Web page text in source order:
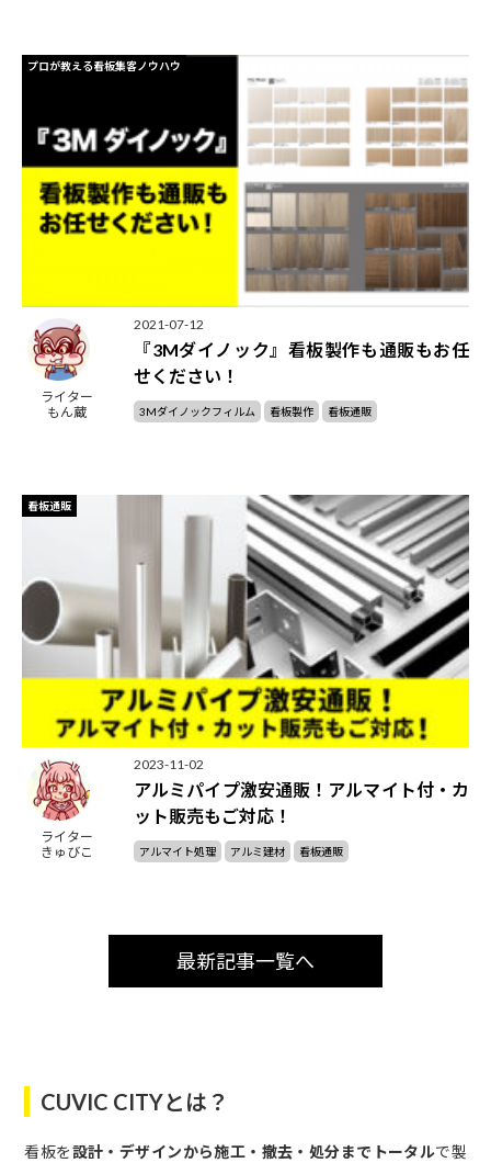
プロが教える看板集客ノウハウ
ライター
もん蔵
2021-07-12
『3Mダイノック』看板製作も通販もお任
せください！
3Mダイノックフィルム 看板製作 看板通販
看板通販
ライター
きゅびこ
2023-11-02
アルミパイプ激安通販！アルマイト付・カ
ット販売もご対応！
アルマイト処理 アルミ建材 看板通販
最新記事一覧へ
CUVIC CITYとは？
看板を設計・デザインから施工・撤去・処分までトータルで製